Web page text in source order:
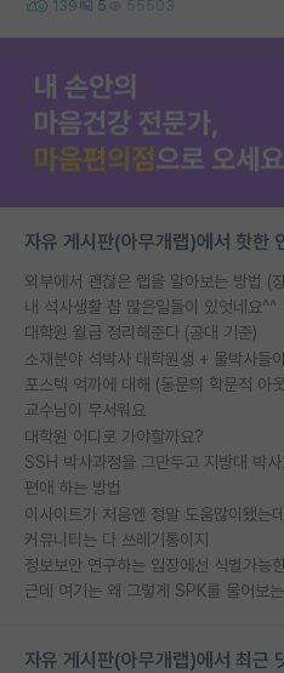
139 5 55503
자유 게시판(아무개랩)에서 핫한
외부에서 괜찮은 랩을 알아보는 방법 (
내 석사생활 참 많은일들이 있엇네요^^
대학원 월급 정리해준다 (공대 기준)
소재분야 석박사 대학원생 + 물박사들
교수님이 무서워요
대학원 어디로 가야할까요?
편애 하는 방법
이사이트가 처음엔 정말 도움많이됐는데
커뮤니티는 다 쓰레기통이지
근데 여기는 왜 그렇게 SPK를 물어보
자유 게시판(아무개랩)에서 최근